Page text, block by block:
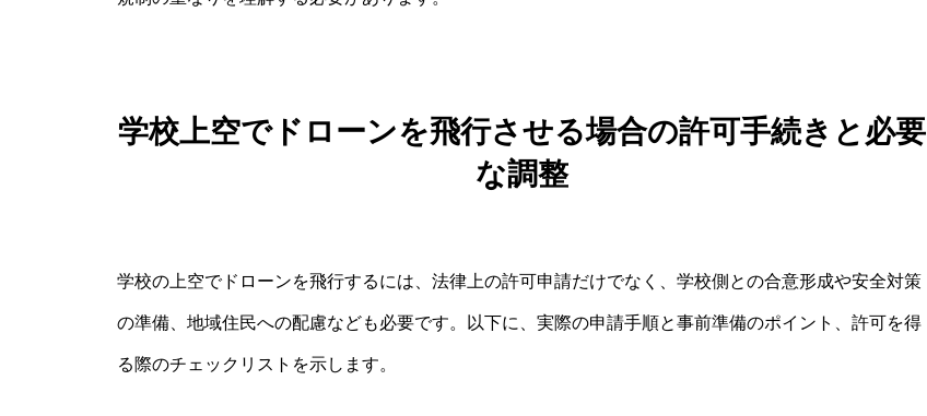
学校上空でドローンを飛行させる場合の許可手続きと必要
な調整
学校の上空でドローンを飛行するには、法律上の許可申請だけでなく、学校側との合意形成や安全対策
の準備、地域住民への配慮なども必要です。以下に、実際の申請手順と事前準備のポイント、許可を得
る際のチェックリストを示します。